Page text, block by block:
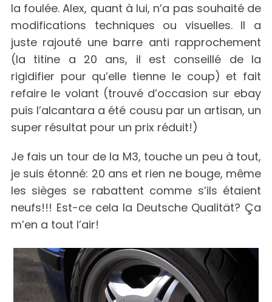
la foulée. Alex, quant à lui, n’a pas souhaité de
modifications techniques ou visuelles. Il a
juste rajouté une barre anti rapprochement
(la titine a 20 ans, il est conseillé de la
rigidifier pour qu’elle tienne le coup) et fait
refaire le volant (trouvé d’occasion sur ebay
puis l’alcantara a été cousu par un artisan, un
super résultat pour un prix réduit!)
Je fais un tour de la M3, touche un peu à tout,
je suis étonné: 20 ans et rien ne bouge, même
les sièges se rabattent comme s’ils étaient
neufs!!! Est-ce cela la Deutsche Qualität? Ça
m’en a tout l’air!